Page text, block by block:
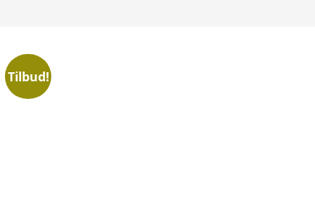
Tilbud!